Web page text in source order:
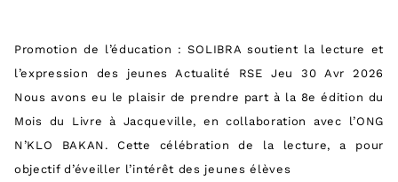
Promotion de l’éducation : SOLIBRA soutient la lecture et
l’expression des jeunes Actualité RSE Jeu 30 Avr 2026
Nous avons eu le plaisir de prendre part à la 8e édition du
Mois du Livre à Jacqueville, en collaboration avec l’ONG
N’KLO BAKAN. Cette célébration de la lecture, a pour
objectif d’éveiller l’intérêt des jeunes élèves